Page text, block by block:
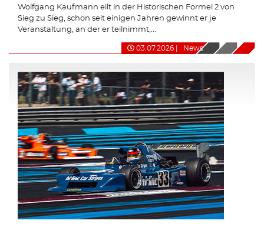
Wolfgang Kaufmann eilt in der Historischen Formel 2 von
Sieg zu Sieg, schon seit einigen Jahren gewinnt er je
Veranstaltung, an der er teilnimmt,...
03.07.2026 News